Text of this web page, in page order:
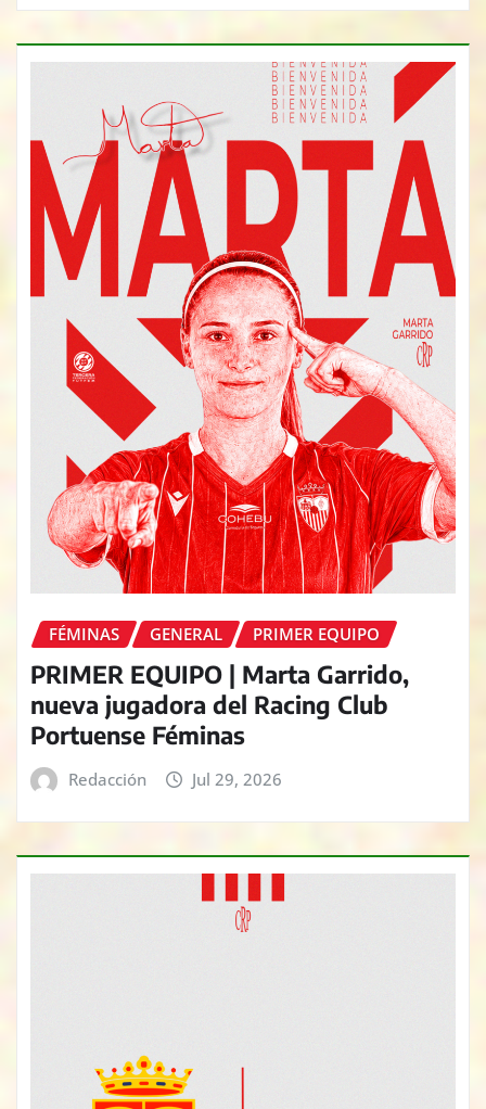
FÉMINAS GENERAL PRIMER EQUIPO
PRIMER EQUIPO | Marta Garrido,
nueva jugadora del Racing Club
Portuense Féminas
Redacción Jul 29, 2026